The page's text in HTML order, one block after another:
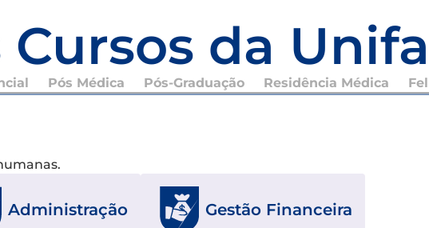
da
Pós Médica Pós-Graduação Residência Médica
Administração Gestão Financeira